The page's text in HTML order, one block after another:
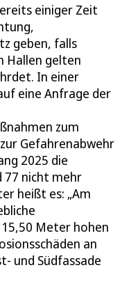
einiger Zeit
geben, falls
Hallen gelten
In einer
eine Anfrage der
zum
Gefahrenabwehr
2025 die
77 nicht mehr
heißt es: „Am
Meter hohen
an
und Südfassade